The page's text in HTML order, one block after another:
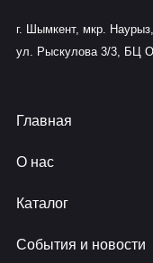
г. Шымкент, мкр. Наурыз,
ул. Рыскулова 3/3, БЦ
Главная
О нас
Каталог
События и новости